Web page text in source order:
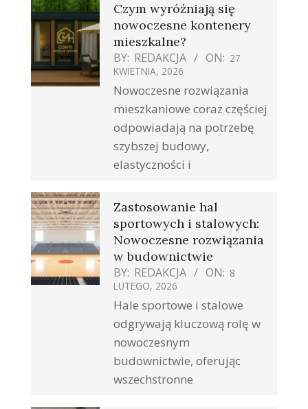
Czym wyróżniają się
nowoczesne kontenery
mieszkalne?
BY: REDAKCJA ON: 27
KWIETNIA, 2026
Nowoczesne rozwiązania
mieszkaniowe coraz częściej
odpowiadają na potrzebę
szybszej budowy,
elastyczności i
Zastosowanie hal
sportowych i stalowych:
Nowoczesne rozwiązania
w budownictwie
BY: REDAKCJA ON: 8
LUTEGO, 2026
Hale sportowe i stalowe
odgrywają kluczową rolę w
nowoczesnym
budownictwie, oferując
wszechstronne